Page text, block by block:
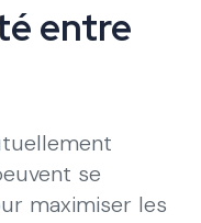
entre
se
maximiser les